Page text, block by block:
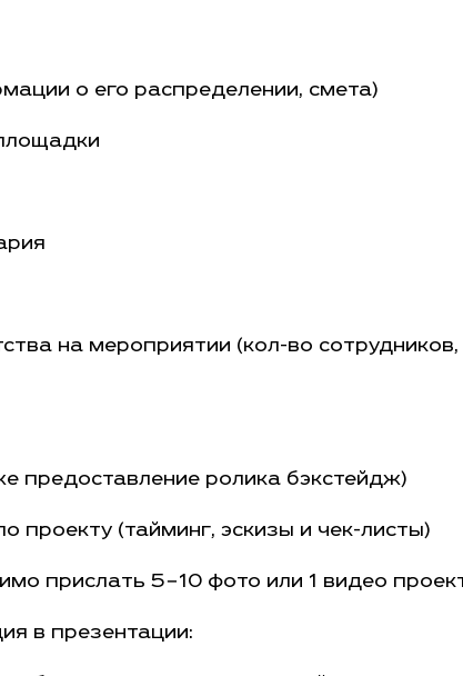
о его распределении, смета)
на мероприятии (кол-во
предоставление ролика бэкстейдж)
проекту (тайминг, эскизы и чек-листы)
прислать 5−10 фото или 1 видео
в презентации: